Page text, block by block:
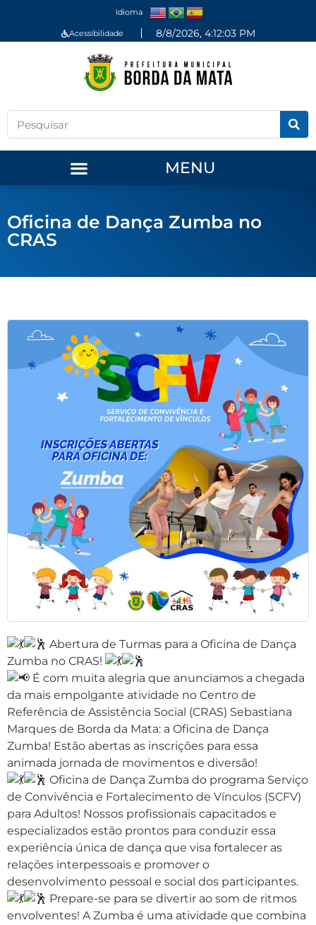
Idioma
Acessibilidade 8/8/2026, 4:12:03 PM
MENU
Oficina de Dança Zumba no
CRAS
Abertura de Turmas para a Oficina de Dança
Zumba no CRAS!
É com muita alegria que anunciamos a chegada
da mais empolgante atividade no Centro de
Referência de Assistência Social (CRAS) Sebastiana
Marques de Borda da Mata: a Oficina de Dança
Zumba! Estão abertas as inscrições para essa
animada jornada de movimentos e diversão!
Oficina de Dança Zumba do programa Serviço
de Convivência e Fortalecimento de Vínculos (SCFV)
para Adultos! Nossos profissionais capacitados e
especializados estão prontos para conduzir essa
experiência única de dança que visa fortalecer as
relações interpessoais e promover o
desenvolvimento pessoal e social dos participantes.
Prepare-se para se divertir ao som de ritmos
envolventes! A Zumba é uma atividade que combina